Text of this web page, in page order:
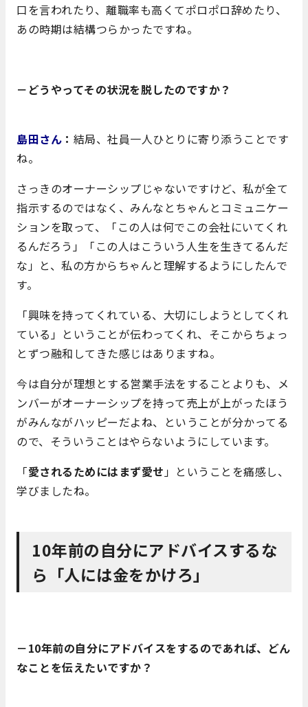
口を言われたり、離職率も高くてポロポロ辞めたり、
あの時期は結構つらかったですね。
－どうやってその状況を脱したのですか？
島田さん ： 結局、社員一人ひとりに寄り添うことです
ね。
さっきのオーナーシップじゃないですけど、私が全て
指示するのではなく、みんなとちゃんとコミュニケー
ションを取って、「この人は何でこの会社にいてくれ
るんだろう」「この人はこういう人生を生きてるんだ
な」と、私の方からちゃんと理解するようにしたんで
す。
「興味を持ってくれている、大切にしようとしてくれ
ている」ということが伝わってくれ、そこからちょっ
とずつ融和してきた感じはありますね。
今は自分が理想とする営業手法をすることよりも、メ
ンバーがオーナーシップを持って売上が上がったほう
がみんながハッピーだよね、ということが分かってる
ので、そういうことはやらないようにしています。
「愛されるためにはまず愛せ 」ということを痛感し、
学びましたね。
10年前の自分にアドバイスするな
ら「人には金をかけろ」
－10年前の自分にアドバイスをするのであれば、どん
なことを伝えたいですか？